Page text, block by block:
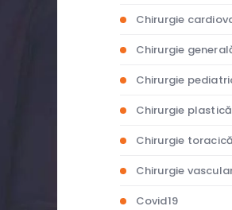
Chirurgie
Chirurgie
Chirurgie
Chirurgie plastică
Chirurgie toracică
Chirurgie
Covid19